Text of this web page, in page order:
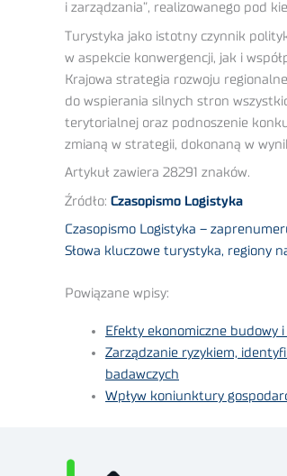
i zarządzania”, realizowanego pod
Turystyka jako istotny czynnik
w aspekcie konwergencji, jak i
Krajowa strategia rozwoju
do wspierania silnych stron
terytorialnej oraz podnoszenie
zmianą w strategii, dokonaną w
Artykuł zawiera 28291 znaków.
Źródło: Czasopismo Logistyka
Czasopismo Logistyka –
Słowa kluczowe turystyka, regiony
Powiązane wpisy:
Efekty ekonomiczne budowy
Zarządzanie ryzykiem,
badawczych
Wpływ koniunktury